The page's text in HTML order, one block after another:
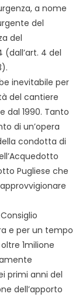
a nome
del
del
(dall’art. 4 del
inevitabile per
del cantiere
dal 1990. Tanto
di un’opera
condotta di
Pugliese che
e per un tempo
1milione
primi anni del
dell’apporto